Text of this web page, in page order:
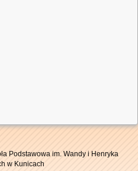
Podstawowa im. Wandy i Henryka
w Kunicach